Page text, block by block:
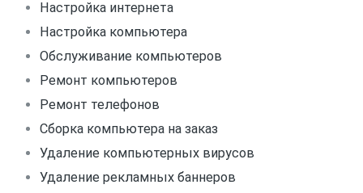
Настройка интернета
Настройка компьютера
Обслуживание компьютеров
Ремонт компьютеров
Ремонт телефонов
Сборка компьютера на заказ
Удаление компьютерных вирусов
Удаление рекламных баннеров